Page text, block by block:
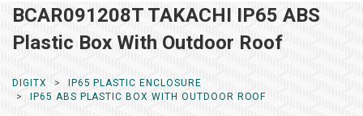
BCAR091208T TAKACHI IP65 ABS
Plastic Box With Outdoor Roof
DIGITX
IP65 PLASTIC ENCLOSURE
IP65 ABS PLASTIC BOX WITH OUTDOOR ROOF